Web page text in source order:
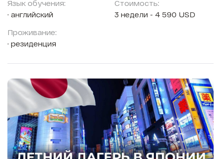
Язык обучения:
английский
Проживание:
резиденция
Стоимость:
3 недели - 4 590 USD